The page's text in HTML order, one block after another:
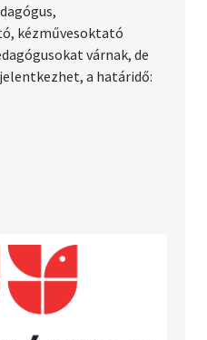
kézművesoktató
várnak, de
a határidő: